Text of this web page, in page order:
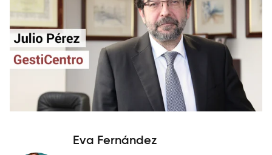
Eva Fernández